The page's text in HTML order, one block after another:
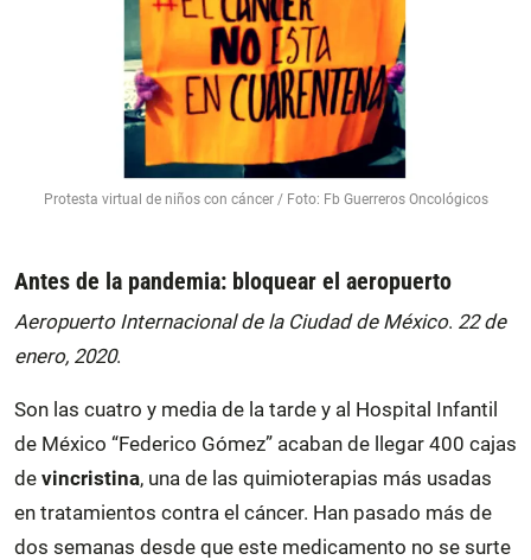
Protesta virtual de niños con cáncer / Foto: Fb Guerreros Oncológicos
Antes de la pandemia: bloquear el aeropuerto
Aeropuerto Internacional de la Ciudad de México. 22 de
enero, 2020.
Son las cuatro y media de la tarde y al Hospital Infantil
de México “Federico Gómez” acaban de llegar 400 cajas
de vincristina, una de las quimioterapias más usadas
en tratamientos contra el cáncer. Han pasado más de
dos semanas desde que este medicamento no se surte